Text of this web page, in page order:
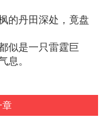
丹田深处，竟盘
是一只雷霆巨
息。
章